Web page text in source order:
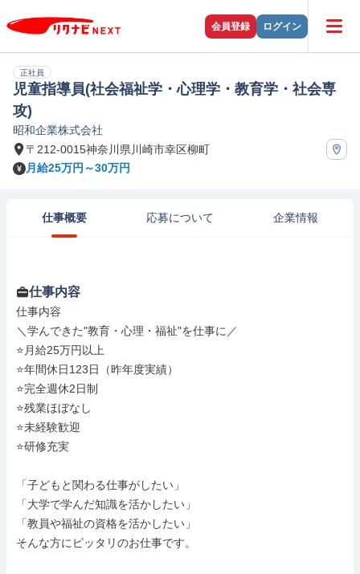
会員登録 ログイン
正社員
児童指導員(社会福祉学・心理学・教育学・社会専
攻)
昭和企業株式会社
〒212-0015神奈川県川崎市幸区柳町
月給25万円～30万円
仕事概要 応募について 企業情報
仕事内容
仕事内容
＼学んできた"教育・心理・福祉"を仕事に／
⭐月給25万円以上
⭐年間休日123日（昨年度実績）
⭐完全週休2日制
⭐残業ほぼなし
⭐未経験歓迎
⭐研修充実
「子どもと関わる仕事がしたい」
「大学で学んだ知識を活かしたい」
「教員や福祉の資格を活かしたい」
そんな方にピッタリのお仕事です。